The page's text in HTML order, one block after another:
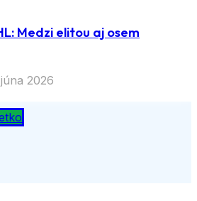
Medzi elitou aj osem
2026